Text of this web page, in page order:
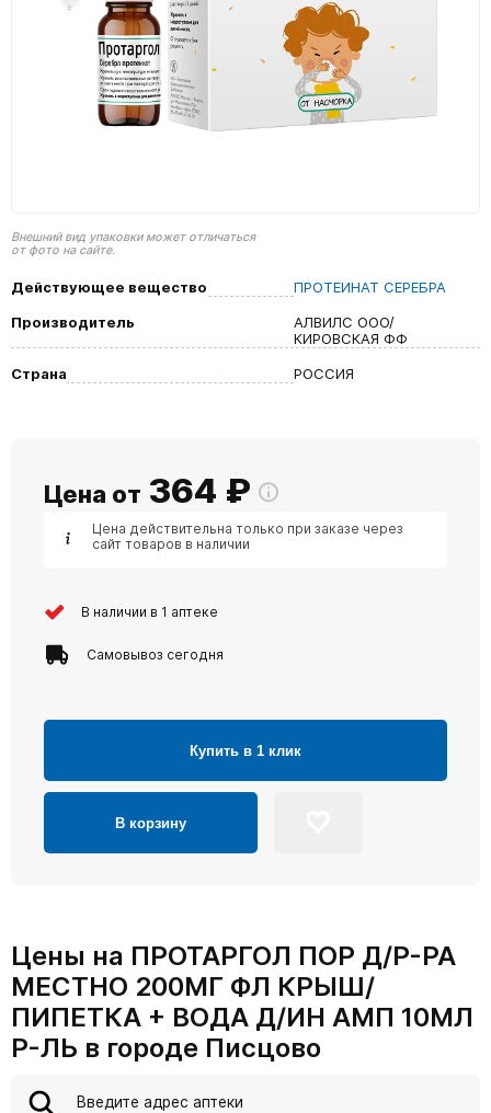
Внешний вид упаковки может отличаться
от фото на сайте.
Действующее вещество
ПРОТЕИНАТ СЕРЕБРА
Производитель
АЛВИЛС ООО/
КИРОВСКАЯ ФФ
Страна
РОССИЯ
Цена от 364 ₽
Цена действительна только при заказе через
сайт товаров в наличии
В наличии в 1 аптеке
Самовывоз сегодня
Купить в 1 клик
В корзину
Цены на ПРОТАРГОЛ ПОР Д/Р-РА
МЕСТНО 200МГ ФЛ КРЫШ/
ПИПЕТКА + ВОДА Д/ИН АМП 10МЛ
Р-ЛЬ в городе Писцово